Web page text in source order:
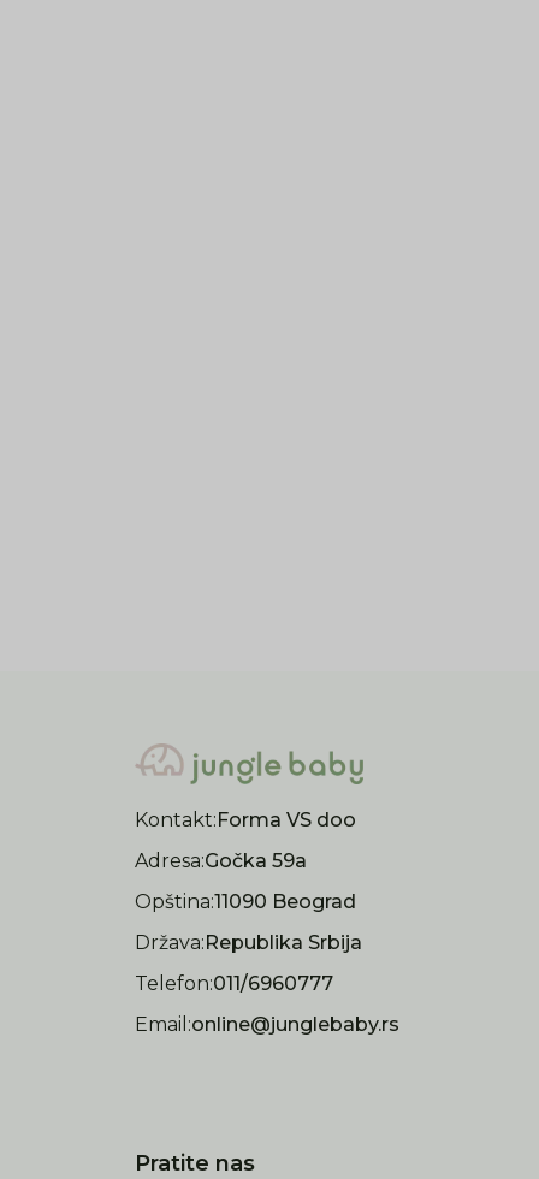
Kontakt: Forma VS doo
Adresa:Gočka 59a
Opština:11090 Beograd
Država: Republika Srbija
Telefon:011/6960777
Email:online@junglebaby.rs
Pratite nas